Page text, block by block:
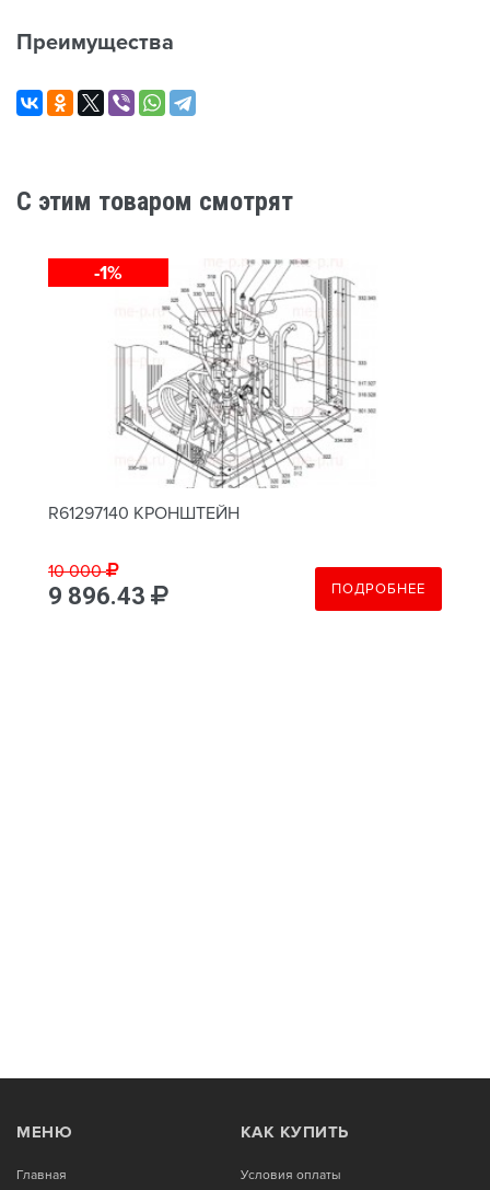
Преимущества
C этим товаром смотрят
-1%
R61297140 КРОНШТЕЙН
10 000
9 896.43 ПОДРОБНЕЕ
МЕНЮ
Главная
КАК КУПИТЬ
Условия оплаты